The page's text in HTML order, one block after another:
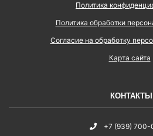
Политика
Политика обработки
Согласие на обработку
Карта сайта
КОНТАКТЫ
+7 (939)